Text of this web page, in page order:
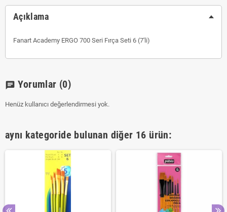
Açıklama
Fanart Academy ERGO 700 Seri Fırça Seti 6 (7'li)
chat Yorumlar (0)
Henüz kullanıcı değerlendirmesi yok.
aynı kategoride bulunan diğer 16 ürün: